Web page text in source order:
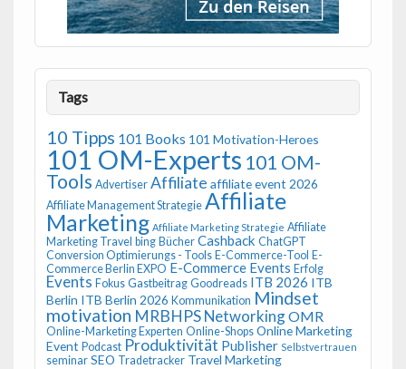
Tags
10 Tipps 101 Books 101 Motivation-Heroes
101 OM-Experts 101 OM-
Tools Advertiser Affiliate affiliate event 2026
Affiliate Management Strategie Affiliate
Marketing Affiliate Marketing Strategie Affiliate
Marketing Travel bing Bücher Cashback ChatGPT
Conversion Optimierungs - Tools E-Commerce-Tool E-
Commerce Berlin EXPO E-Commerce Events Erfolg
Events Fokus Gastbeitrag Goodreads ITB 2026 ITB
Berlin ITB Berlin 2026 Kommunikation Mindset
motivation MRBHPSNetworkingOMR
Online-Marketing Experten Online-Shops Online Marketing
Event Podcast Produktivität Publisher Selbstvertrauen
seminar SEO Tradetracker Travel Marketing